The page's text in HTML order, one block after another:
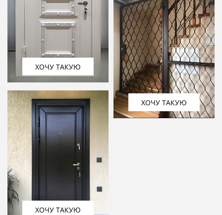
ХОЧУ ТАКУЮ
ХОЧУ ТАКУЮ
ХОЧУ ТАКУЮ